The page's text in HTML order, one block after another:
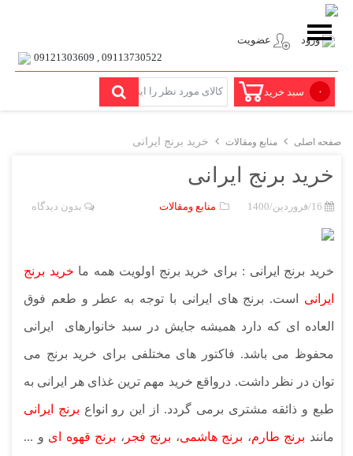
ورود
عضویت
09113730522 , 09121303609
۰ سبد خرید
صفحه اصلی منابع ومقالات خرید برنج ایرانی
خرید برنج ایرانی
منابع ومقالات بدون دیدگاه
خرید برنج ایرانی : برای خرید برنج اولویت همه ما خرید برنج
ایرانی است. برنج های ایرانی با توجه به عطر و طعم فوق
العاده ای که دارد همیشه جایش در سبد خانوارهای ایرانی
محفوظ می باشد. فاکتور های مختلفی برای خرید برنج می
توان در نظر داشت. درواقع خرید مهم ترین غذای هر ایرانی به
طبع و ذائقه مشتری برمی گردد. از این رو انواع برنج ایرانی
مانند برنج طارم، برنج هاشمی، برنج فجر ، برنج قهوه ای و ...